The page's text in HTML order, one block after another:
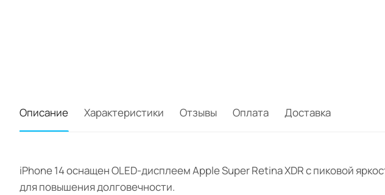
Описание Характеристики Отзывы Оплата Доставка
iPhone 14 оснащен OLED-дисплеем Apple Super Retina XDR с пиковой
для повышения долговечности.